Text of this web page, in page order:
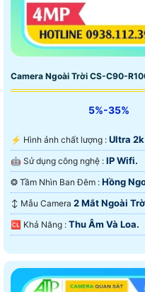
Camera Ngoài Trời CS-C90-
5%-35%
️⚡ Hình ảnh chất lượng : Ultra 2k
🤖️ Sử dụng công nghệ : IP Wifi.
❂ Tầm Nhìn Ban Đêm : Hồng
↕️ Mẫu Camera 2 Mắt Ngoài
️🆑 Khả Năng : Thu Âm Và Loa.